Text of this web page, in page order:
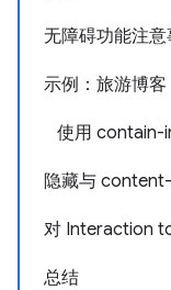
无障碍功能注意
示例：旅游博客
使用 contain-
隐藏与
对 Interaction
总结